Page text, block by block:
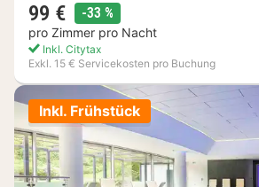
99 € -33 %
pro Zimmer pro Nacht
Inkl. Citytax
Exkl. 15 € Servicekosten pro Buchung
Inkl. Frühstück